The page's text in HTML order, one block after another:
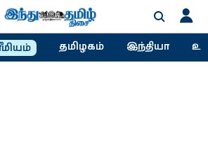
தமிழகம் இந்தியா